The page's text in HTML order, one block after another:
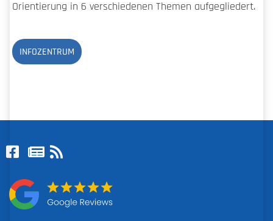
Orientierung in 6 verschiedenen Themen aufgegliedert.
INFOZENTRUM